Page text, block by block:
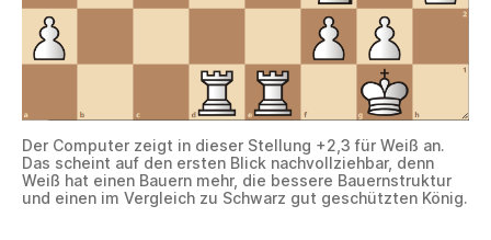
Der Computer zeigt in dieser Stellung +2,3 für Weiß an.
Das scheint auf den ersten Blick nachvollziehbar, denn
Weiß hat einen Bauern mehr, die bessere Bauernstruktur
und einen im Vergleich zu Schwarz gut geschützten König.